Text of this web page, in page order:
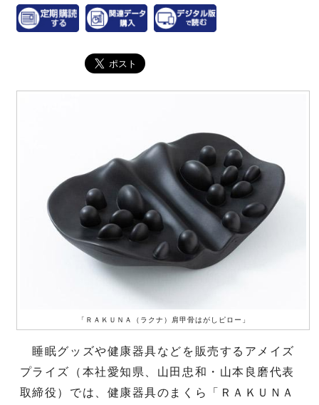
「ＲＡＫＵＮＡ（ラクナ）肩甲骨はがしピロー」
睡眠グッズや健康器具などを販売するアメイズ
プライズ（本社愛知県、山田忠和・山本良磨代表
取締役）では、健康器具のまくら「ＲＡＫＵＮＡ